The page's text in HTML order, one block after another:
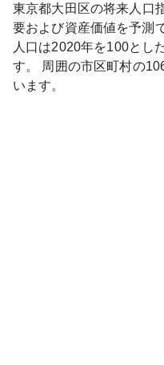
東京都大田区の将来人口
要および資産価値を予測
人口は2020年を100とし
す。
周囲の市区町村の
います。